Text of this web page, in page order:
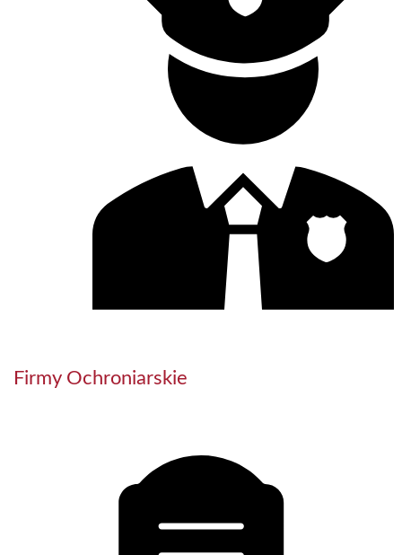
Firmy Ochroniarskie